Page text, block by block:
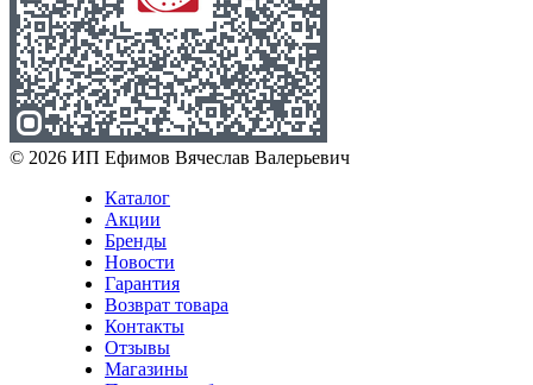
© 2026 ИП Ефимов Вячеслав Валерьевич
Каталог
Акции
Бренды
Новости
Гарантия
Возврат товара
Контакты
Отзывы
Магазины